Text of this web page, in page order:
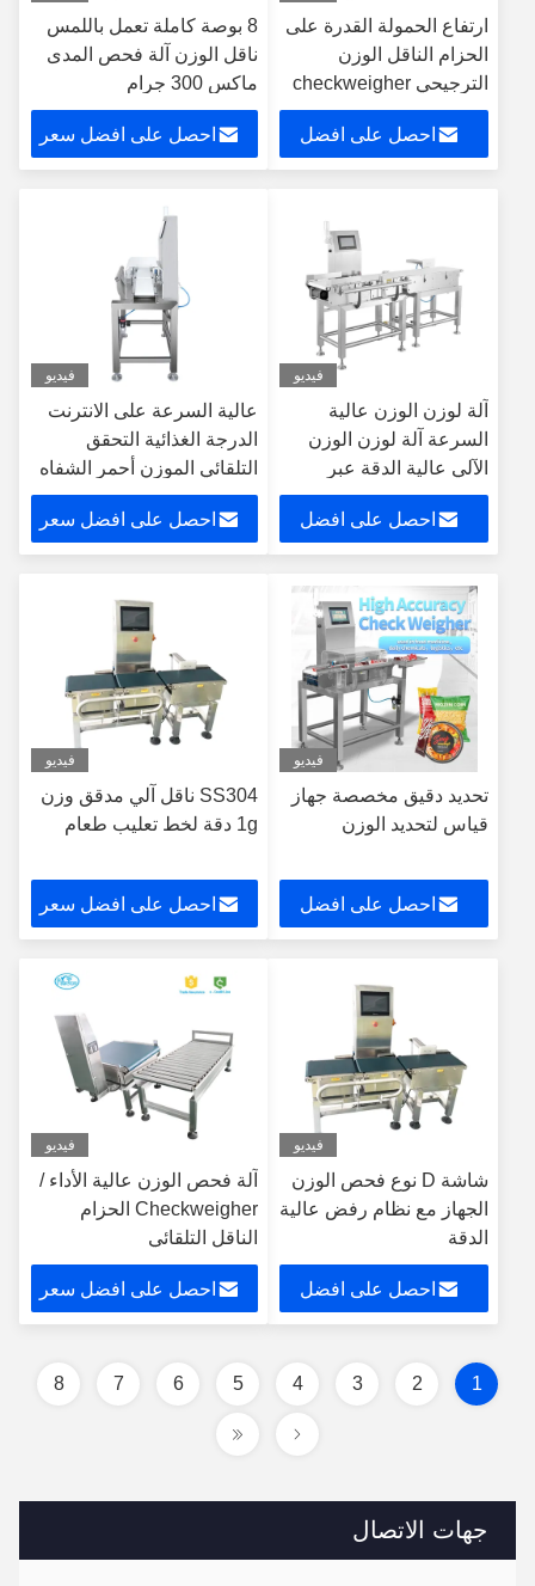
جهات الاتصال
ارتفاع الحمولة القدرة على
الحزام الناقل الوزن
الترجيحي checkweigher
احصل على افضل
8 بوصة كاملة تعمل باللمس
ناقل الوزن آلة فحص المدى
ماكس 300 جرام
احصل على افضل سعر
فيديو
آلة لوزن الوزن عالية
السرعة آلة لوزن الوزن
الآلي عالية الدقة عبر
الإنترنت
احصل على افضل
فيديو
عالية السرعة على الانترنت
الدرجة الغذائية التحقق
التلقائي الموزن أحمر الشفاه
الزجاجة الوزن اختبار آلة
احصل على افضل سعر
فيديو
تحديد دقيق مخصصة جهاز
قياس لتحديد الوزن
احصل على افضل
فيديو
SS304 ناقل آلي مدقق وزن
1g دقة لخط تعليب طعام
احصل على افضل سعر
فيديو
شاشة D نوع فحص الوزن
الجهاز مع نظام رفض عالية
الدقة
احصل على افضل
فيديو
آلة فحص الوزن عالية الأداء /
Checkweigher الحزام
الناقل التلقائي
احصل على افضل سعر
1
2
3
4
5
6
7
8